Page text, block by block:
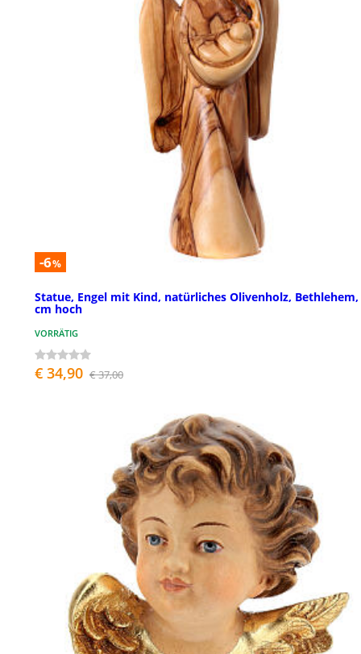
-6%
Statue, Engel mit Kind, natürliches Olivenholz, Bethlehem,
cm hoch
VORRÄTIG
€ 34,90 € 37,00